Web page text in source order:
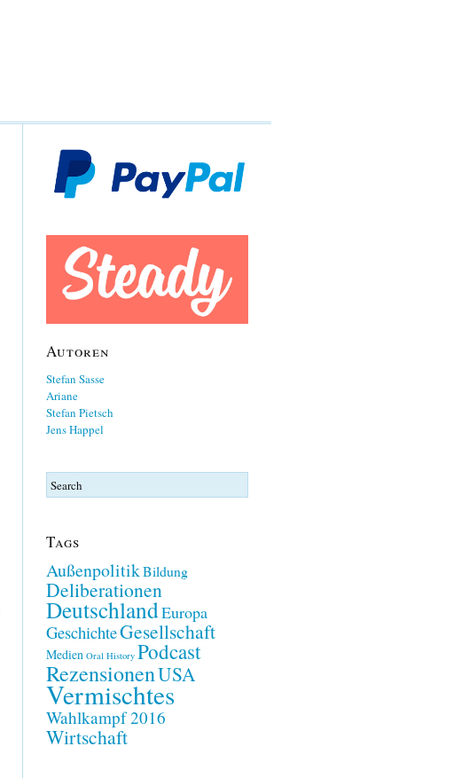
Autoren
Stefan Sasse
Ariane
Stefan Pietsch
Jens Happel
Tags
AußenpolitikBildung
Deliberationen
DeutschlandEuropa
GeschichteGesellschaft
Medien Oral History Podcast
RezensionenUSA
Vermischtes
Wahlkampf 2016
Wirtschaft